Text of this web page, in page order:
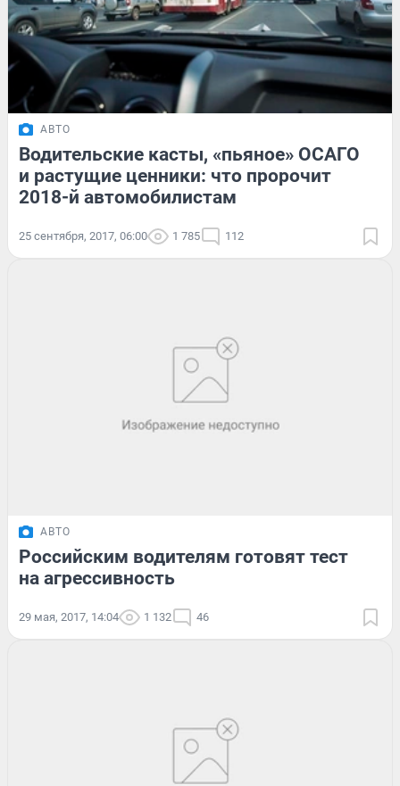
АВТО
Водительские касты, «пьяное» ОСАГО
и растущие ценники: что пророчит
2018-й автомобилистам
25 сентября, 2017, 06:00 1 785 112
АВТО
Российским водителям готовят тест
на агрессивность
29 мая, 2017, 14:04 1 132 46